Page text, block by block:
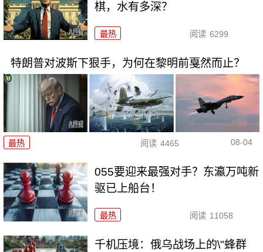
棋，水有多深？
最热 阅读 6299
特朗普对波斯下狠手，为何在黎明前戛然而止？
最热 阅读 4465 08-04
055要迎来最强对手？东瀛万吨新
驱已上船台！
最热 阅读 11058
千机压境：俄乌战场上的\"蜂群